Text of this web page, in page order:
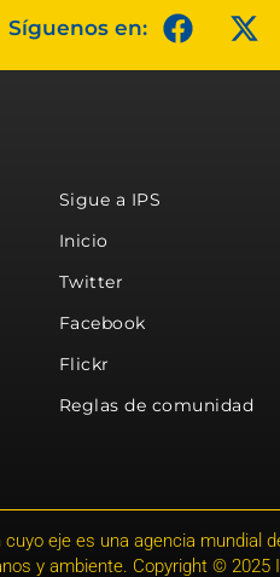
Síguenos en:
Sigue a IPS
Inicio
Twitter
Facebook
Flickr
Reglas de comunidad
eje es una agencia
y ambiente. Copyright ©